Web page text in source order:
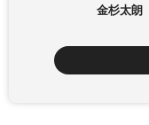
金杉太朗